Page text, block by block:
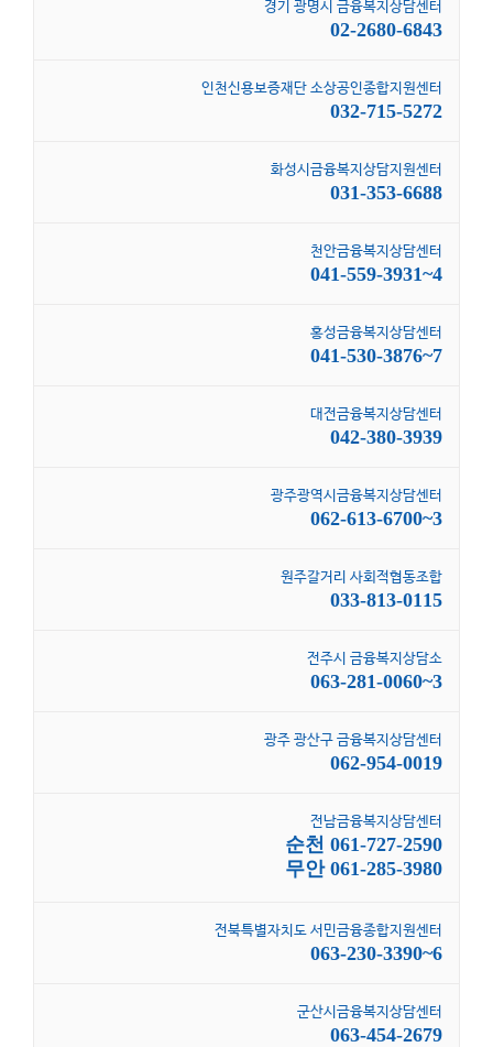
경기 광명시 금융복지상담센터
02-2680-6843
인천신용보증재단 소상공인종합지원센터
032-715-5272
화성시금융복지상담지원센터
031-353-6688
천안금융복지상담센터
041-559-3931~4
홍성금융복지상담센터
041-530-3876~7
대전금융복지상담센터
042-380-3939
광주광역시금융복지상담센터
062-613-6700~3
원주갈거리 사회적협동조합
033-813-0115
전주시 금융복지상담소
063-281-0060~3
광주 광산구 금융복지상담센터
062-954-0019
전남금융복지상담센터
순천 061-727-2590
무안 061-285-3980
전북특별자치도 서민금융종합지원센터
063-230-3390~6
군산시금융복지상담센터
063-454-2679